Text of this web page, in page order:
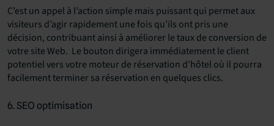
C’est un appel à l’action simple mais puissant qui permet aux
visiteurs d’agir rapidement une fois qu’ils ont pris une
décision, contribuant ainsi à améliorer le taux de conversion de
votre site Web. Le bouton dirigera immédiatement le client
potentiel vers votre moteur de réservation d’hôtel où il pourra
facilement terminer sa réservation en quelques clics.
6. SEO optimisation